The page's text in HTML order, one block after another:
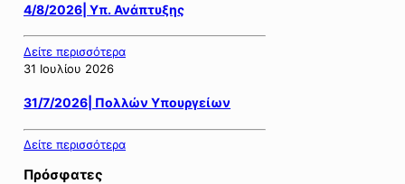
4/8/2026| Υπ. Ανάπτυξης
Δείτε περισσότερα
31 Ιουλίου 2026
31/7/2026| Πολλών Υπουργείων
Δείτε περισσότερα
Πρόσφατες